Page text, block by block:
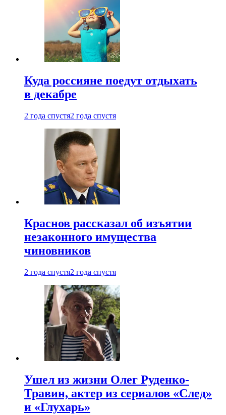
Куда россияне поедут отдыхать
в декабре
2 года спустя2 года спустя
Краснов рассказал об изъятии
незаконного имущества
чиновников
2 года спустя2 года спустя
Ушел из жизни Олег Руденко-
Травин, актер из сериалов «След»
и «Глухарь»